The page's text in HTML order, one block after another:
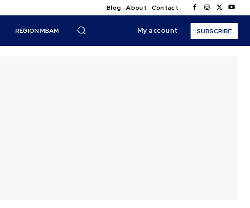
Blog About Contact
RÉGION MBAM My account SUBSCRIBE